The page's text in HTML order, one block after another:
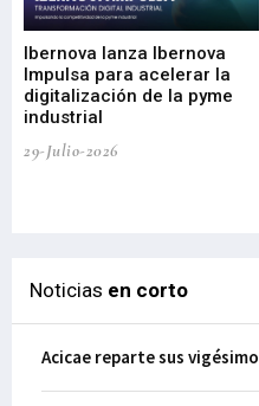
Ibernova lanza Ibernova
Impulsa para acelerar la
digitalización de la pyme
industrial
29-Julio-2026
Noticias en corto
Acicae reparte sus